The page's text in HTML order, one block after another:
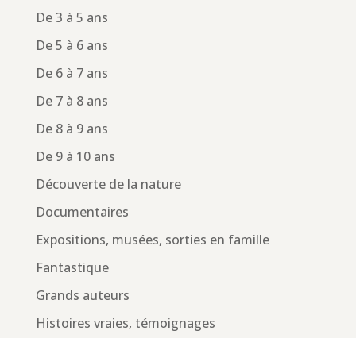
De 3 à 5 ans
De 5 à 6 ans
De 6 à 7 ans
De 7 à 8 ans
De 8 à 9 ans
De 9 à 10 ans
Découverte de la nature
Documentaires
Expositions, musées, sorties en famille
Fantastique
Grands auteurs
Histoires vraies, témoignages